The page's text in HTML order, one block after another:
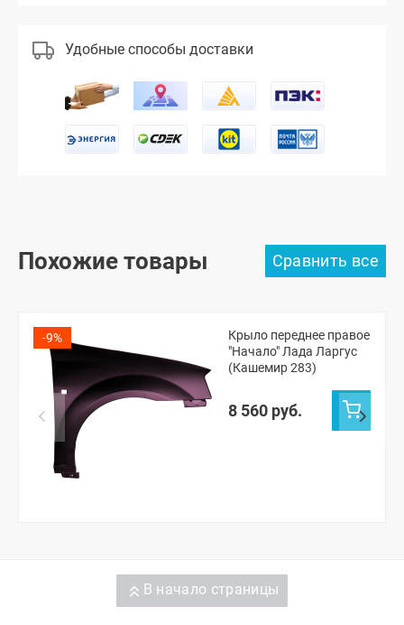
Удобные способы доставки
Похожие товары
-9%
Крыло переднее правое
"Начало" Лада Ларгус
(Кашемир 283)
8 560 руб.
В начало страницы